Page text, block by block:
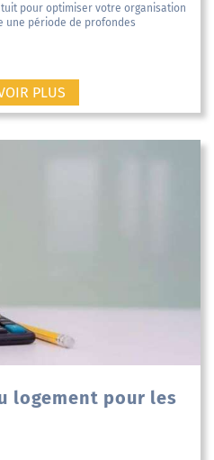
pour optimiser votre organisation
une période de profondes
PLUS
logement pour les